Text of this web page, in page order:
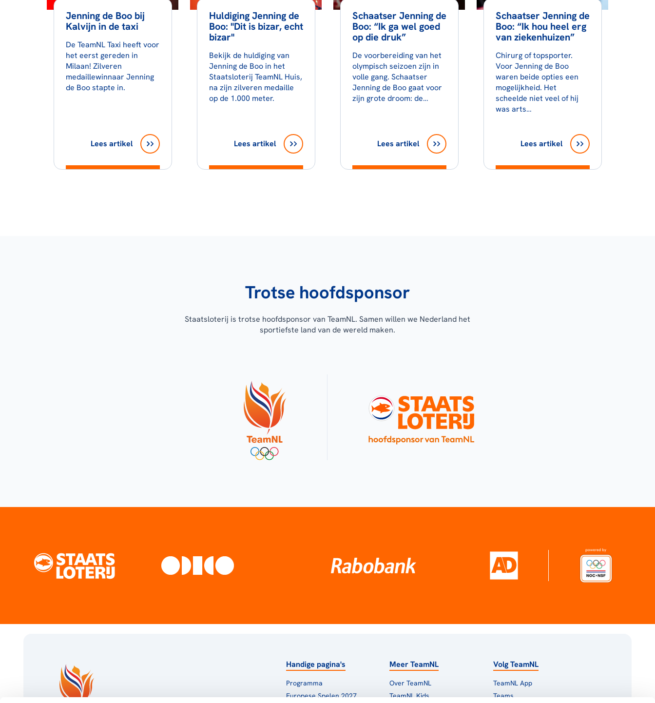
Jenning de Boo bij
Kalvijn in de taxi
De TeamNL Taxi heeft voor
het eerst gereden in
Milaan! Zilveren
medaillewinnaar Jenning
de Boo stapte in.
Lees artikel
Huldiging Jenning de
Boo: "Dit is bizar, echt
bizar"
Bekijk de huldiging van
Jenning de Boo in het
Staatsloterij TeamNL Huis,
na zijn zilveren medaille
op de 1.000 meter.
Lees artikel
Schaatser Jenning de
Boo: “Ik ga wel goed
op die druk”
De voorbereiding van het
olympisch seizoen zijn in
volle gang. Schaatser
Jenning de Boo gaat voor
zijn grote droom: de…
Lees artikel
Schaatser Jenning de
Boo: “Ik hou heel erg
van ziekenhuizen”
Chirurg of topsporter.
Voor Jenning de Boo
waren beide opties een
mogelijkheid. Het
scheelde niet veel of hij
was arts…
Lees artikel
Trotse hoofdsponsor
Staatsloterij is trotse hoofdsponsor van TeamNL. Samen willen we Nederland het
sportiefste land van de wereld maken.
Handige pagina's
Programma
Europese Spelen 2027
Meer TeamNL
Over TeamNL
TeamNL Kids
Volg TeamNL
TeamNL App
Teams